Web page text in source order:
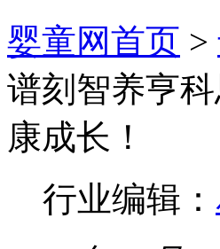
婴童网首页 >
谱刻智养亨
康成长！
行业编辑：